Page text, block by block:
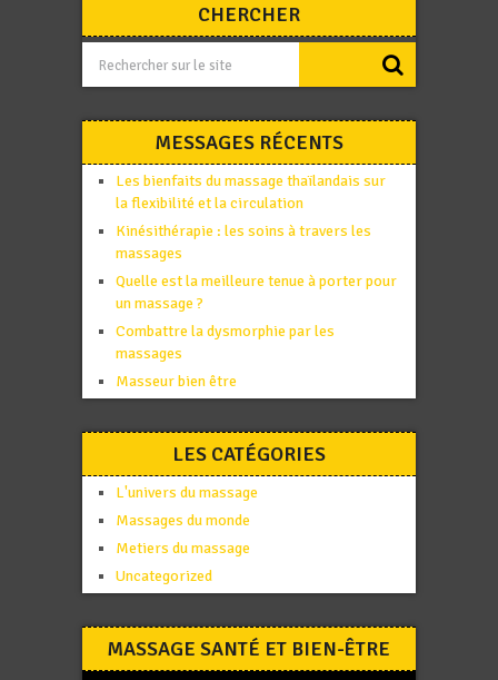
CHERCHER
MESSAGES RÉCENTS
Les bienfaits du massage thaïlandais sur
la flexibilité et la circulation
Kinésithérapie : les soins à travers les
massages
Quelle est la meilleure tenue à porter pour
un massage ?
Combattre la dysmorphie par les
massages
Masseur bien être
LES CATÉGORIES
L'univers du massage
Massages du monde
Metiers du massage
Uncategorized
MASSAGE SANTÉ ET BIEN-ÊTRE